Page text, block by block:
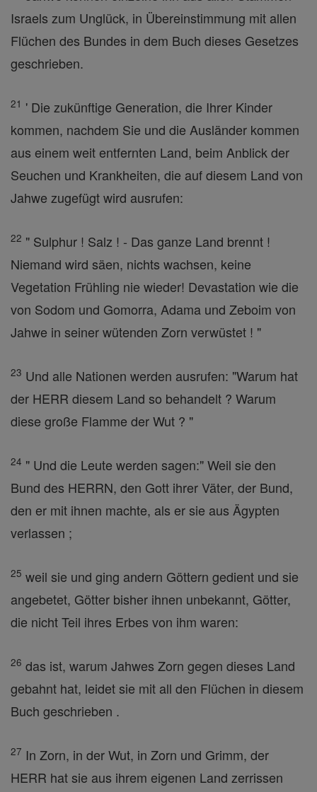
Israels zum Unglück, in Übereinstimmung mit allen
Flüchen des Bundes in dem Buch dieses Gesetzes
geschrieben.
21 ' Die zukünftige Generation, die Ihrer Kinder
kommen, nachdem Sie und die Ausländer kommen
aus einem weit entfernten Land, beim Anblick der
Seuchen und Krankheiten, die auf diesem Land von
Jahwe zugefügt wird ausrufen:
22 " Sulphur ! Salz ! - Das ganze Land brennt !
Niemand wird säen, nichts wachsen, keine
Vegetation Frühling nie wieder! Devastation wie die
von Sodom und Gomorra, Adama und Zeboim von
Jahwe in seiner wütenden Zorn verwüstet ! "
23 Und alle Nationen werden ausrufen: "Warum hat
der HERR diesem Land so behandelt ? Warum
diese große Flamme der Wut ? "
24 " Und die Leute werden sagen:" Weil sie den
Bund des HERRN, den Gott ihrer Väter, der Bund,
den er mit ihnen machte, als er sie aus Ägypten
verlassen ;
25 weil sie und ging andern Göttern gedient und sie
angebetet, Götter bisher ihnen unbekannt, Götter,
die nicht Teil ihres Erbes von ihm waren:
26 das ist, warum Jahwes Zorn gegen dieses Land
gebahnt hat, leidet sie mit all den Flüchen in diesem
Buch geschrieben .
27 In Zorn, in der Wut, in Zorn und Grimm, der
HERR hat sie aus ihrem eigenen Land zerrissen